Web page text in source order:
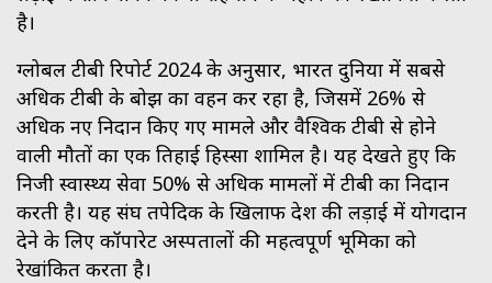
है।
ग्लोबल टीबी रिपोर्ट 2024 के अनुसार, भारत दुनिया में सबसे
अधिक टीबी के बोझ का वहन कर रहा है, जिसमें 26% से
अधिक नए निदान किए गए मामले और वैश्विक टीबी से होने
वाली मौतों का एक तिहाई हिस्सा शामिल है। यह देखते हुए कि
निजी स्वास्थ्य सेवा 50% से अधिक मामलों में टीबी का निदान
करती है। यह संघ तपेदिक के खिलाफ देश की लड़ाई में योगदान
देने के लिए कॉर्पोरेट अस्पतालों की महत्वपूर्ण भूमिका को
रेखांकित करता है।